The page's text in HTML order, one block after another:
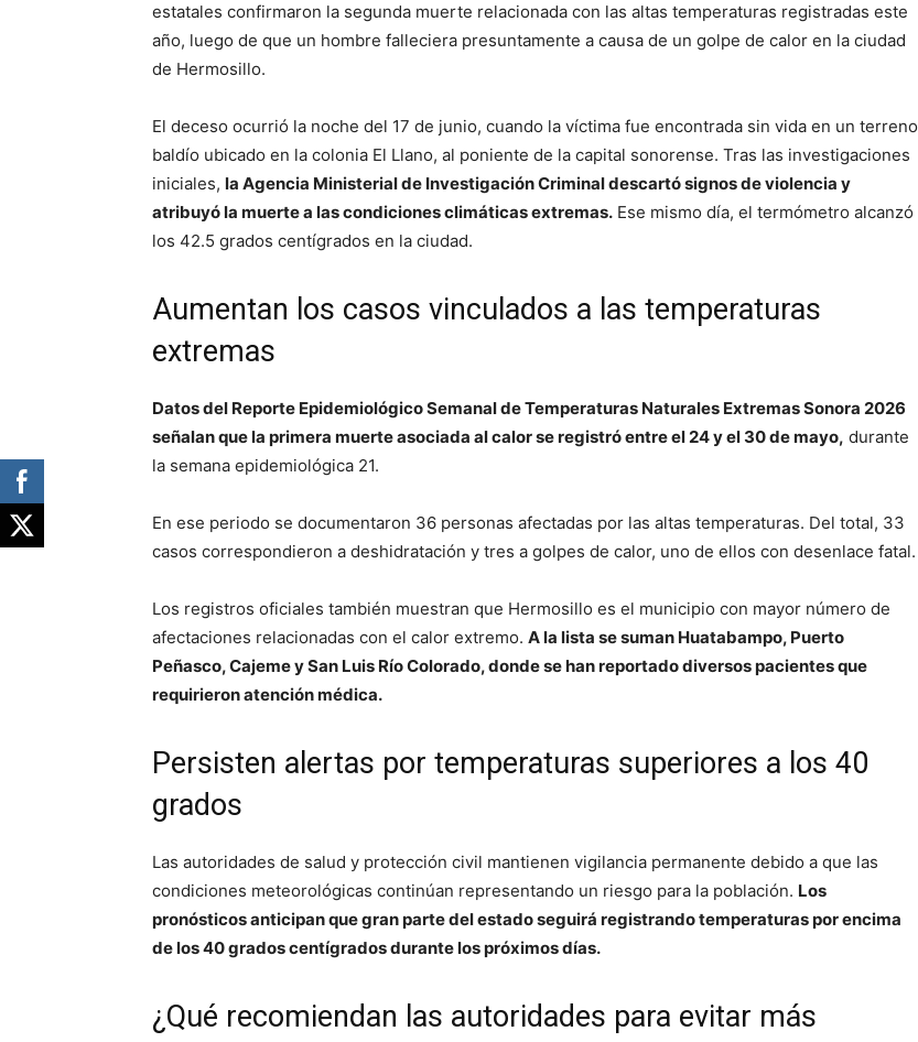
estatales confirmaron la segunda muerte relacionada con las altas temperaturas registradas este
año, luego de que un hombre falleciera presuntamente a causa de un golpe de calor en la ciudad
de Hermosillo.
El deceso ocurrió la noche del 17 de junio, cuando la víctima fue encontrada sin vida en un terreno
baldío ubicado en la colonia El Llano, al poniente de la capital sonorense. Tras las investigaciones
iniciales, la Agencia Ministerial de Investigación Criminal descartó signos de violencia y
atribuyó la muerte a las condiciones climáticas extremas. Ese mismo día, el termómetro alcanzó
los 42.5 grados centígrados en la ciudad.
Aumentan los casos vinculados a las temperaturas
extremas
Datos del Reporte Epidemiológico Semanal de Temperaturas Naturales Extremas Sonora 2026
señalan que la primera muerte asociada al calor se registró entre el 24 y el 30 de mayo, durante
la semana epidemiológica 21.
En ese periodo se documentaron 36 personas afectadas por las altas temperaturas. Del total, 33
casos correspondieron a deshidratación y tres a golpes de calor, uno de ellos con desenlace fatal.
Los registros oficiales también muestran que Hermosillo es el municipio con mayor número de
afectaciones relacionadas con el calor extremo. A la lista se suman Huatabampo, Puerto
Peñasco, Cajeme y San Luis Río Colorado, donde se han reportado diversos pacientes que
requirieron atención médica.
Persisten alertas por temperaturas superiores a los 40
grados
Las autoridades de salud y protección civil mantienen vigilancia permanente debido a que las
condiciones meteorológicas continúan representando un riesgo para la población. Los
pronósticos anticipan que gran parte del estado seguirá registrando temperaturas por encima
de los 40 grados centígrados durante los próximos días.
¿Qué recomiendan las autoridades para evitar más